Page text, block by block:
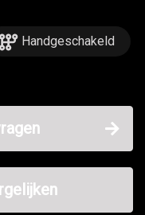
Handgeschakeld